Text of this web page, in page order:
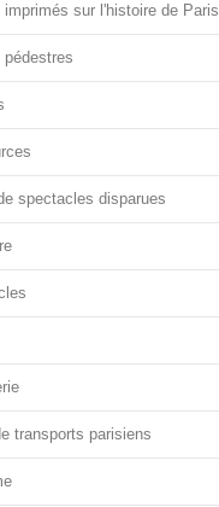
imprimés sur l'histoire de Paris
pédestres
spectacles disparues
transports parisiens